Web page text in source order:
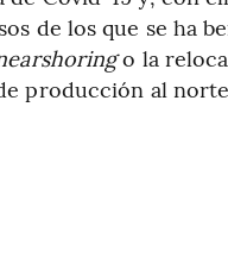
de los que se ha
o la
producción al